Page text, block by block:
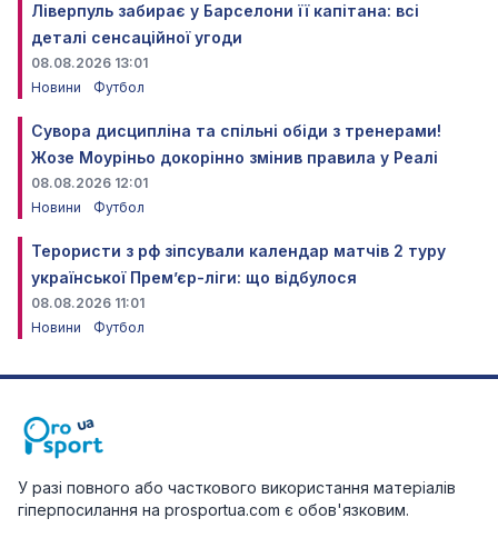
Ліверпуль забирає у Барселони її капітана: всі
деталі сенсаційної угоди
08.08.2026 13:01
Новини
Футбол
Сувора дисципліна та спільні обіди з тренерами!
Жозе Моуріньо докорінно змінив правила у Реалі
08.08.2026 12:01
Новини
Футбол
Терористи з рф зіпсували календар матчів 2 туру
української Прем’єр-ліги: що відбулося
08.08.2026 11:01
Новини
Футбол
У разі повного або часткового використання матеріалів
гіперпосилання на prosportua.com є обов'язковим.